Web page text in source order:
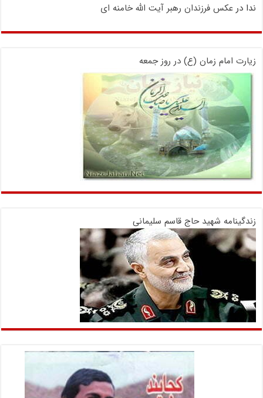
ندا درعکس فرزندان رهبر آیت الله خامنه ای
زیارت امام زمان (ع) در روز جمعه
زندگینامه شهید حاج قاسم سلیمانی